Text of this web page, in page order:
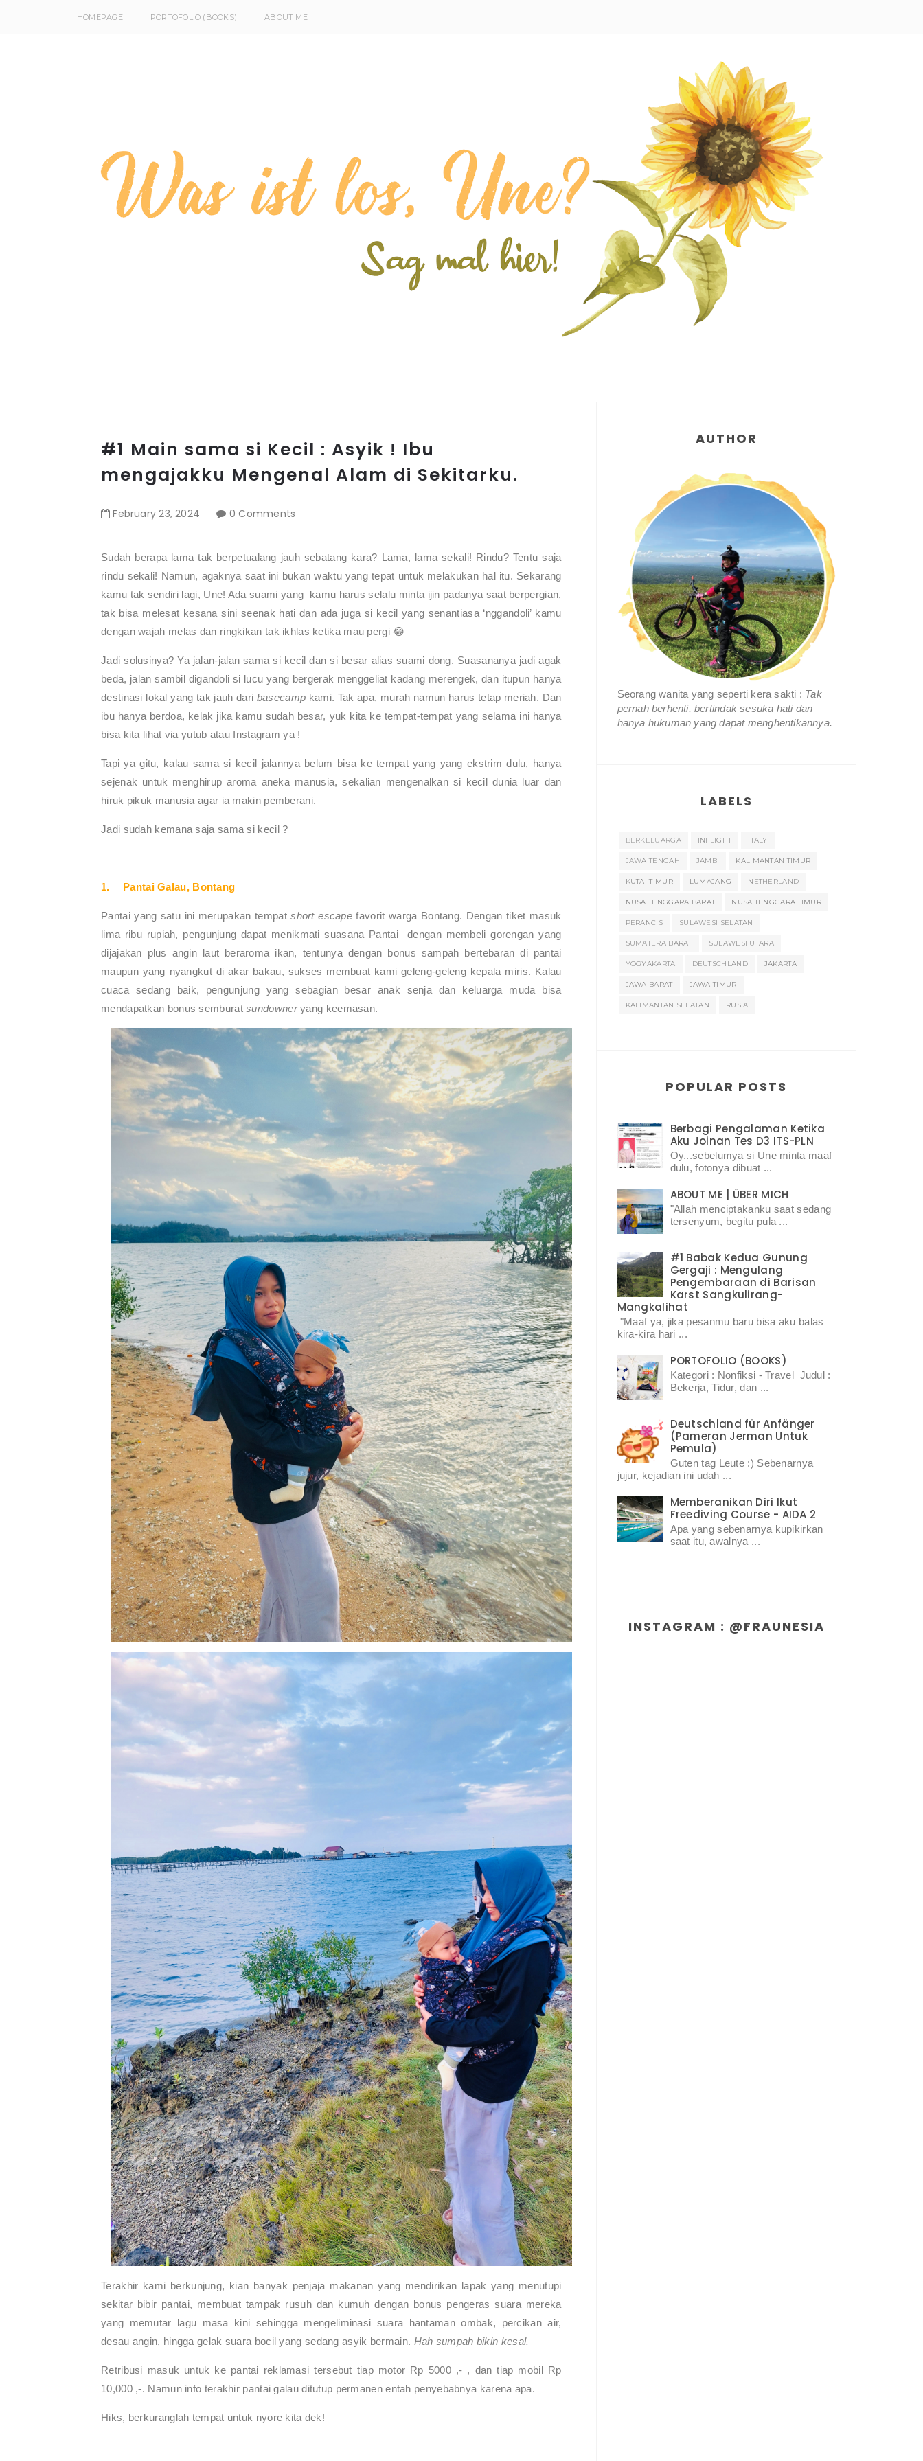
HOMEPAGE PORTOFOLIO (BOOKS) ABOUT ME
#1 Main sama si Kecil : Asyik ! Ibu
mengajakku Mengenal Alam di Sekitarku.
February 23,2024 0 Comments
Sudah berapa lama tak berpetualang jauh sebatang kara? Lama, lama sekali! Rindu? Tentu saja
rindu sekali! Namun, agaknya saat ini bukan waktu yang tepat untuk melakukan hal itu. Sekarang
kamu tak sendiri lagi, Une! Ada suami yang kamu harus selalu minta ijin padanya saat berpergian,
tak bisa melesat kesana sini seenak hati dan ada juga si kecil yang senantiasa ‘nggandoli’ kamu
dengan wajah melas dan ringkikan tak ikhlas ketika mau pergi 😂
Jadi solusinya? Ya jalan-jalan sama si kecil dan si besar alias suami dong. Suasananya jadi agak
beda, jalan sambil digandoli si lucu yang bergerak menggeliat kadang merengek, dan itupun hanya
destinasi lokal yang tak jauh dari basecamp kami. Tak apa, murah namun harus tetap meriah. Dan
ibu hanya berdoa, kelak jika kamu sudah besar, yuk kita ke tempat-tempat yang selama ini hanya
bisa kita lihat via yutub atau Instagram ya !
Tapi ya gitu, kalau sama si kecil jalannya belum bisa ke tempat yang yang ekstrim dulu, hanya
sejenak untuk menghirup aroma aneka manusia, sekalian mengenalkan si kecil dunia luar dan
hiruk pikuk manusia agar ia makin pemberani.
Jadi sudah kemana saja sama si kecil ?
1. Pantai Galau, Bontang
Pantai yang satu ini merupakan tempatshort escape favorit warga Bontang. Dengan tiket masuk
lima ribu rupiah, pengunjung dapat menikmati suasana Pantai dengan membeli gorengan yang
dijajakan plus angin laut beraroma ikan, tentunya dengan bonus sampah bertebaran di pantai
maupun yang nyangkut di akar bakau, sukses membuat kami geleng-geleng kepala miris. Kalau
cuaca sedang baik, pengunjung yang sebagian besar anak senja dan keluarga muda bisa
mendapatkan bonus semburatsundowneryang keemasan.
Terakhir kami berkunjung, kian banyak penjaja makanan yang mendirikan lapak yang menutupi
sekitar bibir pantai, membuat tampak rusuh dan kumuh dengan bonus pengeras suara mereka
yang memutar lagu masa kini sehingga mengeliminasi suara hantaman ombak, percikan air,
desau angin, hingga gelak suara bocil yang sedang asyik bermain. Hah sumpah bikin kesal.
Retribusi masuk untuk ke pantai reklamasi tersebut tiap motor Rp 5000 ,- , dan tiap mobil Rp
10,000 ,-. Namun info terakhir pantai galau ditutup permanen entah penyebabnya karena apa.
Hiks, berkuranglah tempat untuk nyore kita dek!
AUTHOR
Seorang wanita yang seperti kera sakti : Tak
pernah berhenti, bertindak sesuka hati dan
hanya hukuman yang dapat menghentikannya.
LABELS
BERKELUARGA INFLIGHT ITALY
JAWA TENGAH JAMBI KALIMANTAN TIMUR
KUTAI TIMUR LUMAJANG NETHERLAND
NUSA TENGGARA BARAT NUSA TENGGARA TIMUR
PERANCIS SULAWESI SELATAN
SUMATERA BARAT SULAWESI UTARA
YOGYAKARTA DEUTSCHLAND JAKARTA
JAWA BARAT JAWA TIMUR
KALIMANTAN SELATAN RUSIA
POPULAR POSTS
Berbagi Pengalaman Ketika
Aku Joinan Tes D3 ITS-PLN
Oy...sebelumya si Une minta maaf
dulu, fotonya dibuat ...
ABOUT ME | ÜBER MICH
"Allah menciptakanku saat sedang
tersenyum, begitu pula ...
#1 Babak Kedua Gunung
Gergaji : Mengulang
Pengembaraan di Barisan
Karst Sangkulirang-
Mangkalihat
"Maaf ya, jika pesanmu baru bisa aku balas
kira-kira hari ...
PORTOFOLIO (BOOKS)
Kategori : Nonfiksi - Travel Judul :
Bekerja, Tidur, dan ...
Deutschland für Anfänger
(Pameran Jerman Untuk
Pemula)
Guten tag Leute :) Sebenarnya
jujur, kejadian ini udah ...
Memberanikan Diri Ikut
Freediving Course - AIDA 2
Apa yang sebenarnya kupikirkan
saat itu, awalnya ...
INSTAGRAM : @FRAUNESIA